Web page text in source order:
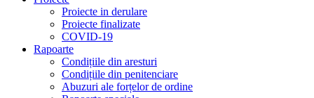
Proiecte in derulare
Proiecte finalizate
COVID-19
Rapoarte
Condițiile din aresturi
Condițiile din penitenciare
Abuzuri ale forțelor de ordine